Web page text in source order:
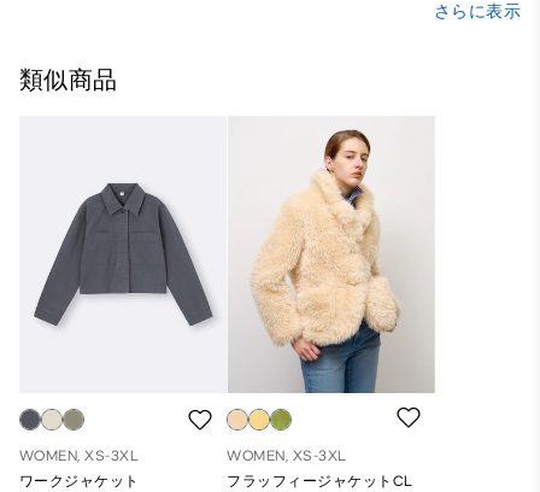
さらに表示
類似商品
WOMEN, XS-3XL
ワークジャケット
WOMEN, XS-3XL
フラッフィージャケットCL